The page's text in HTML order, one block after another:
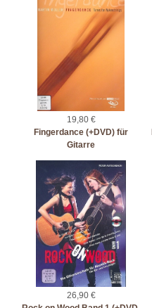
19,80 €
Fingerdance (+DVD) für
Gitarre
26,90 €